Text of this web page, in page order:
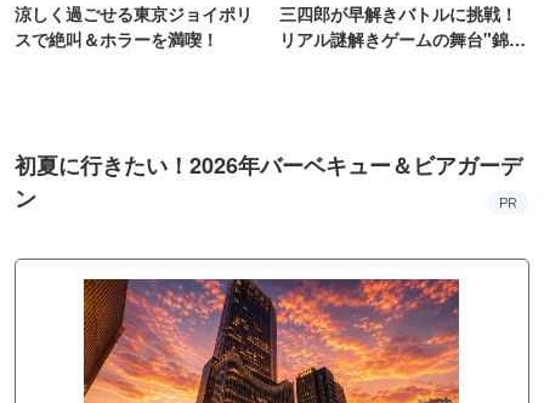
涼しく過ごせる東京ジョイポリ
スで絶叫＆ホラーを満喫！
三四郎が早解きバトルに挑戦！
リアル謎解きゲームの舞台"錦糸
初夏に行きたい！2026年バーベキュー＆ビアガーデ
ン
PR